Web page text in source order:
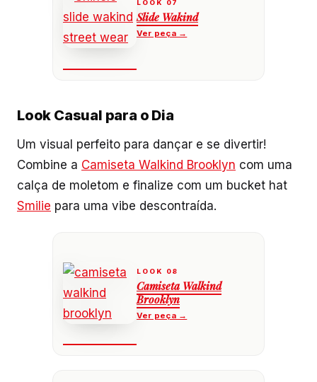
Slide Wakind
Look Casual para o Dia
Um visual perfeito para dançar e se divertir!
Combine a Camiseta Walkind Brooklyn com uma
calça de moletom e finalize com um bucket hat
Smilie para uma vibe descontraída.
Camiseta Walkind
Brooklyn